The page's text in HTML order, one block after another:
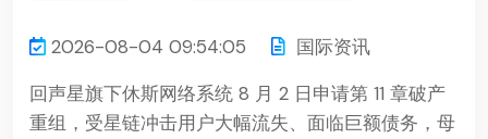
2026-08-04 09:54:05
国际资讯
回声星旗下休斯网络系统 8 月 2 日申请第 11 章破产
重组，受星链冲击用户大幅流失、面临巨额债务，母